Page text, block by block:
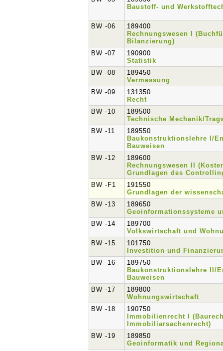
Baustoff- und
BW -06
189400
Rechnungswesen I
Bilanzierung)
BW -07
190900
Statistik
BW -08
189450
Vermessung
BW -09
131350
Recht
BW -10
189500
Technische Mechanik/
BW -11
189550
Baukonstruktionslehre I/
Bauweisen
BW -12
189600
Rechnungswesen II
Grundlagen des
BW -F1
191550
Grundlagen der
BW -13
189650
Geoinformationssysteme
BW -14
189700
Volkswirtschaft und
BW -15
101750
Investition und
BW -16
189750
Baukonstruktionslehre II/
Bauweisen
BW -17
189800
Wohnungswirtschaft
BW -18
190750
Immobilienrecht I
Immobiliarsachenrecht)
BW -19
189850
Geoinformatik und